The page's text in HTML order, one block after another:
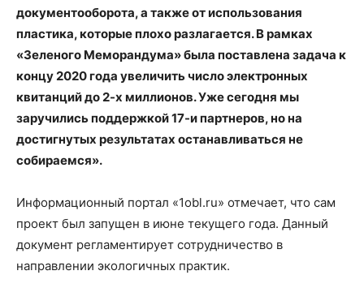
документооборота, а также от использования
пластика, которые плохо разлагается. В рамках
«Зеленого Меморандума» была поставлена задача к
концу 2020 года увеличить число электронных
квитанций до 2-х миллионов. Уже сегодня мы
заручились поддержкой 17-и партнеров, но на
достигнутых результатах останавливаться не
собираемся».
Информационный портал «1obl.ru» отмечает, что сам
проект был запущен в июне текущего года. Данный
документ регламентирует сотрудничество в
направлении экологичных практик.